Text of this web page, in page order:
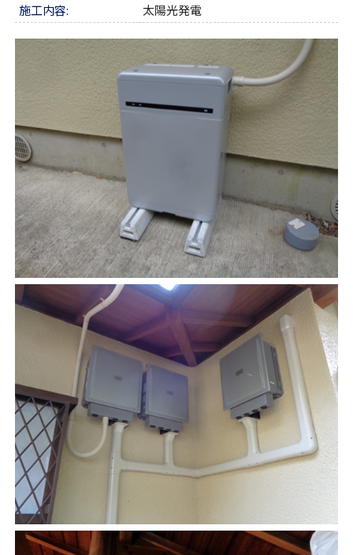
施工内容:
太陽光発電